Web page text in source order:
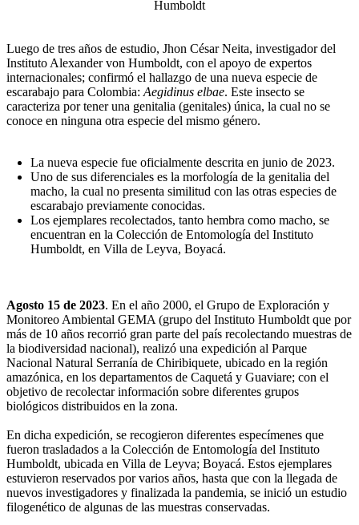
Humboldt
Luego de tres años de estudio, Jhon César Neita, investigador del
Instituto Alexander von Humboldt, con el apoyo de expertos
internacionales; confirmó el hallazgo de una nueva especie de
escarabajo para Colombia: Aegidinus elbae. Este insecto se
caracteriza por tener una genitalia (genitales) única, la cual no se
conoce en ninguna otra especie del mismo género.
La nueva especie fue oficialmente descrita en junio de 2023.
Uno de sus diferenciales es la morfología de la genitalia del
macho, la cual no presenta similitud con las otras especies de
escarabajo previamente conocidas.
Los ejemplares recolectados, tanto hembra como macho, se
encuentran en la Colección de Entomología del Instituto
Humboldt, en Villa de Leyva, Boyacá.
Agosto 15 de 2023. En el año 2000, el Grupo de Exploración y
Monitoreo Ambiental GEMA (grupo del Instituto Humboldt que por
más de 10 años recorrió gran parte del país recolectando muestras de
la biodiversidad nacional), realizó una expedición al Parque
Nacional Natural Serranía de Chiribiquete, ubicado en la región
amazónica, en los departamentos de Caquetá y Guaviare; con el
objetivo de recolectar información sobre diferentes grupos
biológicos distribuidos en la zona.
En dicha expedición, se recogieron diferentes especímenes que
fueron trasladados a la Colección de Entomología del Instituto
Humboldt, ubicada en Villa de Leyva; Boyacá. Estos ejemplares
estuvieron reservados por varios años, hasta que con la llegada de
nuevos investigadores y finalizada la pandemia, se inició un estudio
filogenético de algunas de las muestras conservadas.